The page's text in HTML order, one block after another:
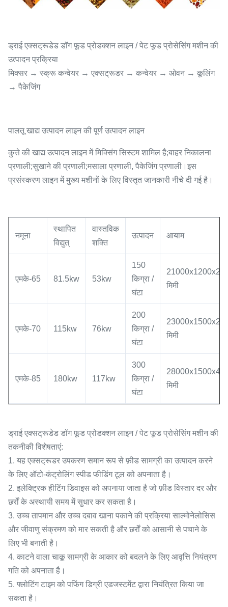
ड्राई एक्सट्रूडेड डॉग फूड प्रोडक्शन लाइन / पेट फूड प्रोसेसिंग मशीन की
उत्पादन प्रक्रिया
मिक्सर → स्क्रू कन्वेयर → एक्सट्रूडर → कन्वेयर → ओवन → कूलिंग
→ पैकेजिंग
पालतू खाद्य उत्पादन लाइन की पूर्ण उत्पादन लाइन
कुत्ते की खाद्य उत्पादन लाइन में मिक्सिंग सिस्टम शामिल है;बाहर निकालना
प्रणाली;सुखाने की प्रणाली;मसाला प्रणाली, पैकेजिंग प्रणाली।इस
प्रसंस्करण लाइन में मुख्य मशीनों के लिए विस्तृत जानकारी नीचे दी गई है।
नमूना
स्थापित
विद्युत्
वास्तविक
शक्ति
उत्पादन आयाम
एमके-65 81.5kw 53kw
150
किग्रा /
घंटा
मिमी
एमके-70 115kw 76kw
200
किग्रा /
घंटा
मिमी
एमके-85 180kw 117kw
300
किग्रा /
घंटा
मिमी
ड्राई एक्सट्रूडेड डॉग फूड प्रोडक्शन लाइन / पेट फूड प्रोसेसिंग मशीन की
तकनीकी विशेषताएं:
1. यह एक्सट्रूडर उपकरण समान रूप से फ़ीड सामग्री का उत्पादन करने
के लिए ऑटो-कंट्रोलिंग स्पीड फीडिंग टूल को अपनाता है।
2. इलेक्ट्रिक हीटिंग डिवाइस को अपनाया जाता है जो फ़ीड विस्तार दर और
छर्रों के अस्थायी समय में सुधार कर सकता है।
3. उच्च तापमान और उच्च दबाव खाना पकाने की प्रक्रिया साल्मोनेलोसिस
और जीवाणु संक्रमण को मार सकती है और छर्रों को आसानी से पचाने के
लिए भी बनाती है।
4. काटने वाला चाकू सामग्री के आकार को बदलने के लिए आवृत्ति नियंत्रण
गति को अपनाता है।
5. फ्लोटिंग टाइम को पफिंग डिग्री एडजस्टमेंट द्वारा नियंत्रित किया जा
सकता है।